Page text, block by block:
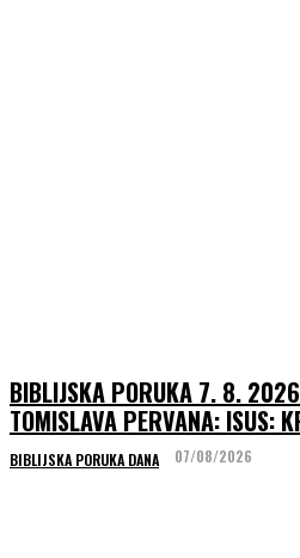
BIBLIJSKA PORUKA 7. 8.
TOMISLAVA PERVANA: ISUS:
BIBLIJSKA PORUKA DANA 07/08/2026